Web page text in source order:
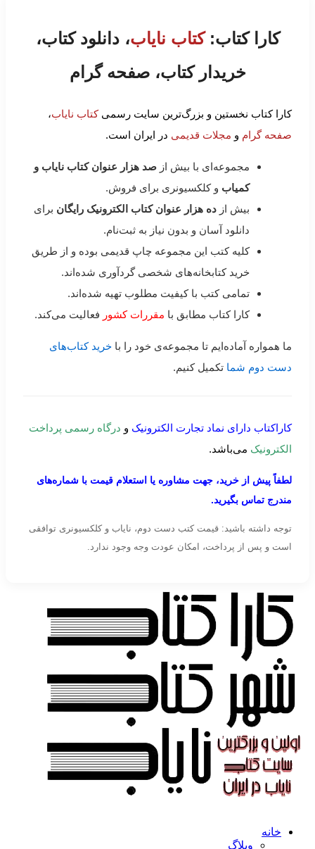
کارا کتاب:کتاب نایاب، دانلود کتاب،
خریدار کتاب، صفحه گرام
کارا کتاب نخستین و بزرگ‌ترین سایت رسمیکتاب نایاب،
صفحه گرام و مجلات قدیمی در ایران است.
مجموعه‌ای با بیش از صد هزار عنوان کتاب نایاب و
کمیاب و کلکسیونری برای فروش.
بیش از ده هزار عنوان کتاب الکترونیک رایگان برای
دانلود آسان و بدون نیاز به ثبت‌نام.
کلیه کتب این مجموعه چاپ قدیمی بوده و از طریق
خرید کتابخانه‌های شخصی گردآوری شده‌اند.
تمامی کتب با کیفیت مطلوب تهیه شده‌اند.
کارا کتاب مطابق با مقررات کشور فعالیت می‌کند.
ما همواره آماده‌ایم تا مجموعه‌ی خود را با خرید کتاب‌های
دست دوم شما تکمیل کنیم.
کاراکتاب دارای نماد تجارت الکترونیک و درگاه رسمی پرداخت
الکترونیک می‌باشد.
لطفاً پیش از خرید، جهت مشاوره یا استعلام قیمت با شماره‌های
مندرج تماس بگیرید.
توجه داشته باشید: قیمت کتب دست دوم، نایاب و کلکسیونری توافقی
است و پس از پرداخت، امکان عودت وجه وجود ندارد.
خانه
وبلاگ